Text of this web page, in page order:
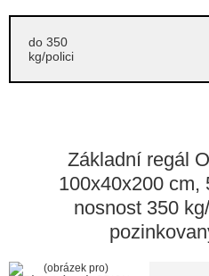
do 350
kg/polici
Základní regál
100x40x200 cm,
nosnost 350